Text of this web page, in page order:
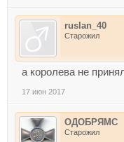
ruslan_40
Старожил
а королева не
17 июн 2017
ОДОБРЯМС
Старожил